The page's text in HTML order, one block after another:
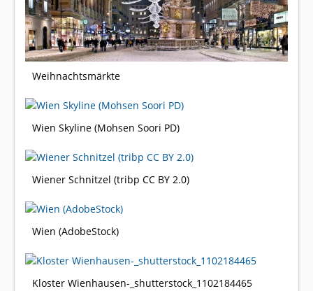
Weihnachtsmärkte
Wien Skyline (Mohsen Soori PD)
Wiener Schnitzel (tribp CC BY 2.0)
Wien (AdobeStock)
Kloster Wienhausen-_shutterstock_1102184465